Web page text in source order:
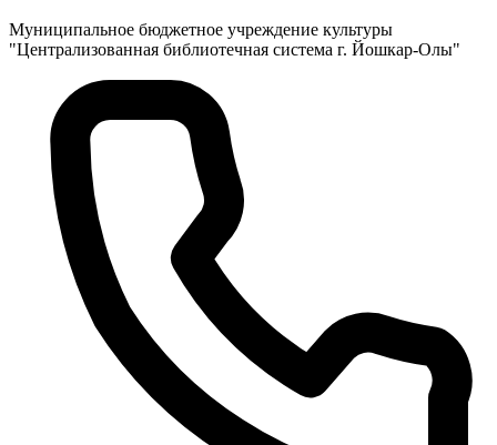
Муниципальное бюджетное учреждение культуры
"Централизованная библиотечная система г. Йошкар-Олы"